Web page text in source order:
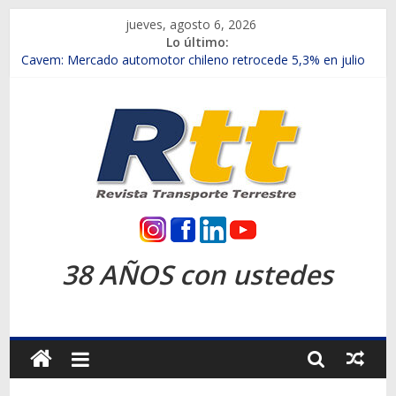
contenido
jueves, agosto 6, 2026
Lo último:
Chile es el primer mercado internacional en lanzar la nueva
Salfa suma vehículos electrificados de Chevrolet en el Biobío
Samex amplía su red con nuevas sucursales en Rancagua y
SINOTRUK Pick-ups presentó la recién estrenada Bolden en
la Expo Compras Públicas 2026
Revista
Transporte
Terrestre
38 AÑOS con ustedes